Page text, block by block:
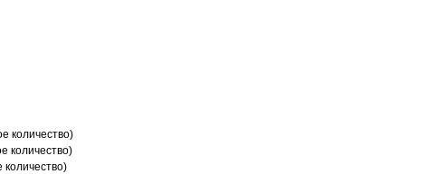
количество)
количество)